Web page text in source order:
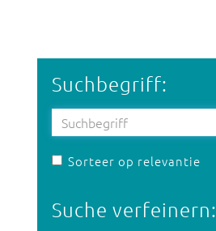
Suchbegriff:
Sorteer op relevantie
Suche verfeinern: